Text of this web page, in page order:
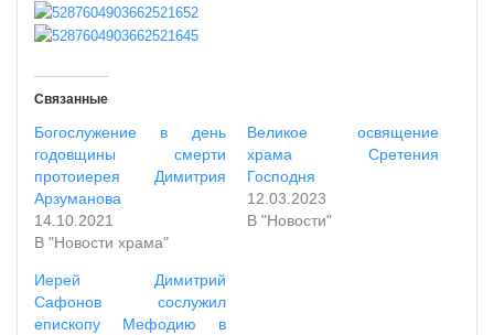
Связанные
Богослужение в день
годовщины смерти
протоиерея Димитрия
Арзуманова
14.10.2021
В "Новости храма"
Великое освящение
храма Сретения
Господня
12.03.2023
В "Новости"
Иерей Димитрий
Сафонов сослужил
епископу Мефодию в